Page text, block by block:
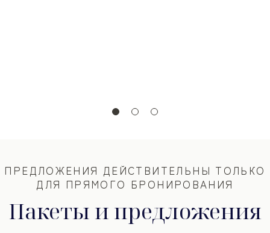
ПРЕДЛОЖЕНИЯ ДЕЙСТВИТЕЛЬНЫ ТОЛЬКО
ДЛЯ ПРЯМОГО БРОНИРОВАНИЯ
Пакеты и предложения